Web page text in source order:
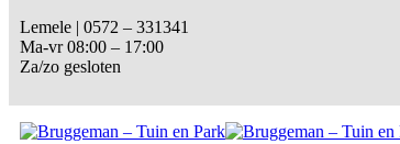
Lemele | 0572 – 331341
Ma-vr 08:00 – 17:00
Za/zo gesloten